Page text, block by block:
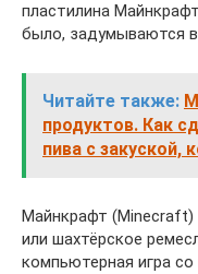
пластилина
было, задумываются
Читайте также:
продуктов. Как
пива с закуской,
Майнкрафт
или шахтёрское
компьютерная игра